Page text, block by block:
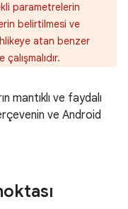
parametrelerin
belirtilmesi ve
atan benzer
mantıklı ve faydalı
ve Android